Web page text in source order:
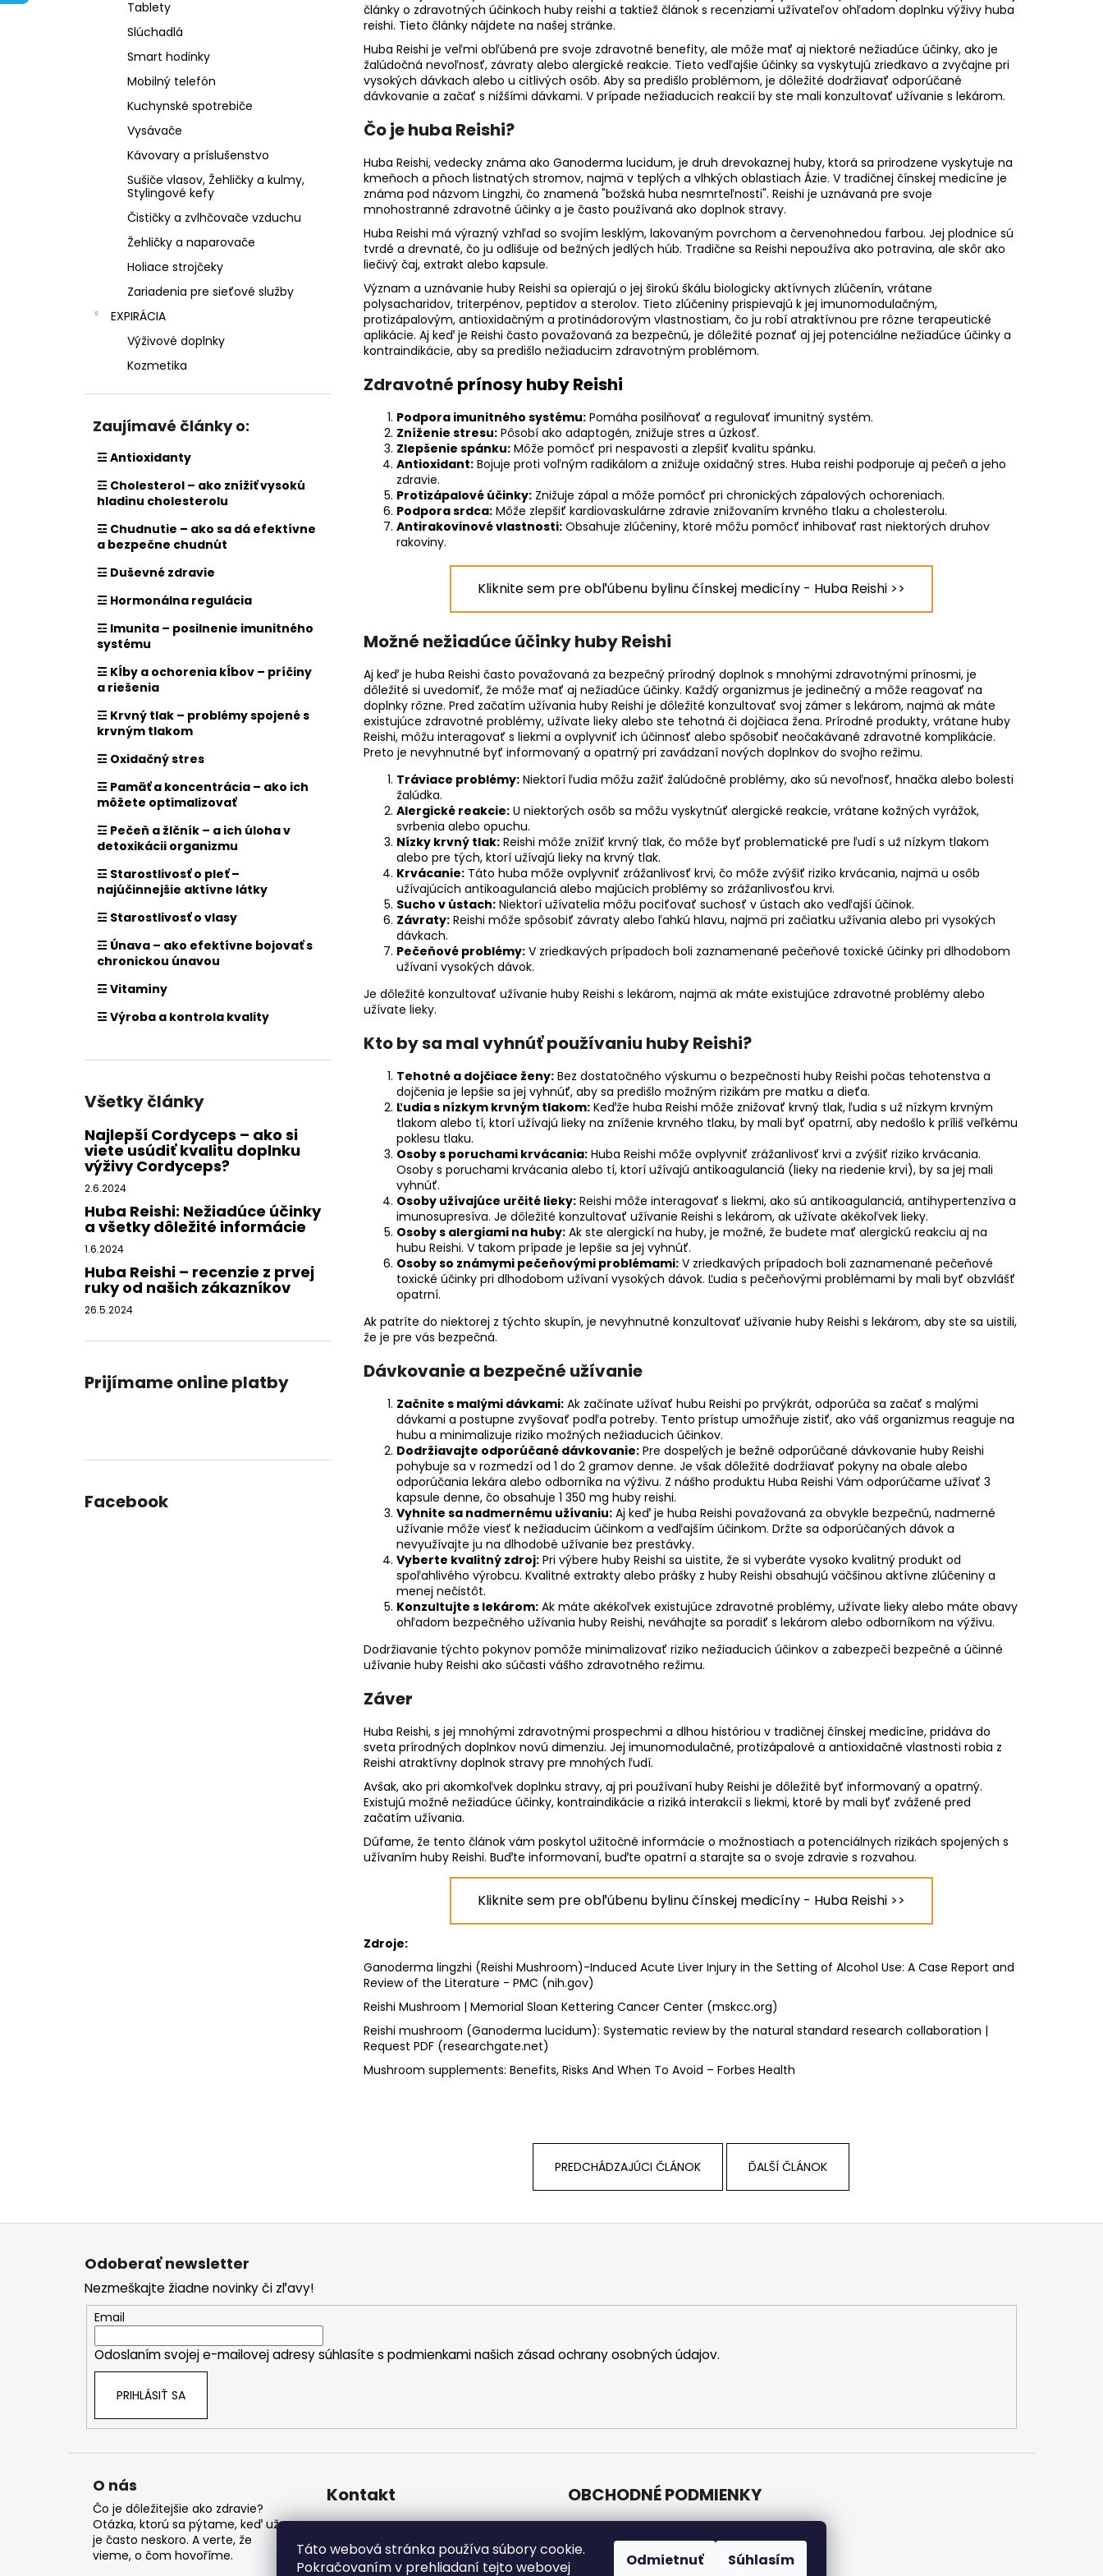
Táto webová stránka používa súbory cookie.
Pokračovaním v prehliadaní tejto webovej
Odmietnuť Súhlasím
Tablety
Slúchadlá
Smart hodinky
Mobilný telefón
Kuchynské spotrebiče
Vysávače
Kávovary a príslušenstvo
Sušiče vlasov, Žehličky a kulmy,
Stylingové kefy
Čističky a zvlhčovače vzduchu
Žehličky a naparovače
Holiace strojčeky
Zariadenia pre sieťové služby
EXPIRÁCIA
Výživové doplnky
Kozmetika
Zaujímavé články o:
☲ Antioxidanty
☲ Cholesterol – ako znížiť vysokú
hladinu cholesterolu
☲ Chudnutie – ako sa dá efektívne
a bezpečne chudnút
☲ Duševné zdravie
☲ Hormonálna regulácia
☲ Imunita – posilnenie imunitného
systému
☲ Kĺby a ochorenia kĺbov – príčiny
a riešenia
☲ Krvný tlak – problémy spojené s
krvným tlakom
☲ Oxidačný stres
☲ Pamäť a koncentrácia – ako ich
môžete optimalizovať
☲ Pečeň a žlčník – a ich úloha v
detoxikácii organizmu
☲ Starostlivosť o pleť –
najúčinnejšie aktívne látky
☲ Starostlivosť o vlasy
☲ Únava – ako efektívne bojovať s
chronickou únavou
☲ Vitamíny
☲ Výroba a kontrola kvality
Všetky články
Najlepší Cordyceps – ako si
viete usúdiť kvalitu doplnku
výživy Cordyceps?
2.6.2024
Huba Reishi: Nežiadúce účinky
a všetky dôležité informácie
1.6.2024
Huba Reishi – recenzie z prvej
ruky od našich zákazníkov
26.5.2024
Prijímame online platby
Facebook
články o zdravotných účinkoch huby reishi a taktiež článok s recenziami užívateľov ohľadom doplnku výživy huba
reishi. Tieto články nájdete na našej stránke.
Huba Reishi je veľmi obľúbená pre svoje zdravotné benefity, ale môže mať aj niektoré nežiadúce účinky, ako je
žalúdočná nevoľnosť, závraty alebo alergické reakcie. Tieto vedľajšie účinky sa vyskytujú zriedkavo a zvyčajne pri
vysokých dávkach alebo u citlivých osôb. Aby sa predišlo problémom, je dôležité dodržiavať odporúčané
dávkovanie a začať s nižšími dávkami. V prípade nežiaducich reakcií by ste mali konzultovať užívanie s lekárom.
Čo je huba Reishi?
Huba Reishi, vedecky známa ako Ganoderma lucidum, je druh drevokaznej huby, ktorá sa prirodzene vyskytuje na
kmeňoch a pňoch listnatých stromov, najmä v teplých a vlhkých oblastiach Ázie. V tradičnej čínskej medicíne je
známa pod názvom Lingzhi, čo znamená "božská huba nesmrteľnosti". Reishi je uznávaná pre svoje
mnohostranné zdravotné účinky a je často používaná ako doplnok stravy.
Huba Reishi má výrazný vzhľad so svojím lesklým, lakovaným povrchom a červenohnedou farbou. Jej plodnice sú
tvrdé a drevnaté, čo ju odlišuje od bežných jedlých húb. Tradične sa Reishi nepoužíva ako potravina, ale skôr ako
liečivý čaj, extrakt alebo kapsule.
Význam a uznávanie huby Reishi sa opierajú o jej širokú škálu biologicky aktívnych zlúčenín, vrátane
polysacharidov, triterpénov, peptidov a sterolov. Tieto zlúčeniny prispievajú k jej imunomodulačným,
protizápalovým, antioxidačným a protinádorovým vlastnostiam, čo ju robí atraktívnou pre rôzne terapeutické
aplikácie. Aj keď je Reishi často považovaná za bezpečnú, je dôležité poznať aj jej potenciálne nežiadúce účinky a
kontraindikácie, aby sa predišlo nežiaducim zdravotným problémom.
Zdravotné prínosy huby Reishi
Podpora imunitného systému: Pomáha posilňovať a regulovať imunitný systém.
Zníženie stresu: Pôsobí ako adaptogén, znižuje stres a úzkosť.
Zlepšenie spánku: Môže pomôcť pri nespavosti a zlepšiť kvalitu spánku.
Antioxidant: Bojuje proti voľným radikálom a znižuje oxidačný stres. Huba reishi podporuje aj pečeň a jeho
zdravie.
Protizápalové účinky: Znižuje zápal a môže pomôcť pri chronických zápalových ochoreniach.
Podpora srdca: Môže zlepšiť kardiovaskulárne zdravie znižovaním krvného tlaku a cholesterolu.
Antirakovinové vlastnosti: Obsahuje zlúčeniny, ktoré môžu pomôcť inhibovať rast niektorých druhov
rakoviny.
Kliknite sem pre obľúbenu bylinu čínskej medicíny - Huba Reishi >>
Možné nežiadúce účinky huby Reishi
Aj keď je huba Reishi často považovaná za bezpečný prírodný doplnok s mnohými zdravotnými prínosmi, je
dôležité si uvedomiť, že môže mať aj nežiadúce účinky. Každý organizmus je jedinečný a môže reagovať na
doplnky rôzne. Pred začatím užívania huby Reishi je dôležité konzultovať svoj zámer s lekárom, najmä ak máte
existujúce zdravotné problémy, užívate lieky alebo ste tehotná či dojčiaca žena. Prírodné produkty, vrátane huby
Reishi, môžu interagovať s liekmi a ovplyvniť ich účinnosť alebo spôsobiť neočakávané zdravotné komplikácie.
Preto je nevyhnutné byť informovaný a opatrný pri zavádzaní nových doplnkov do svojho režimu.
Tráviace problémy: Niektorí ľudia môžu zažiť žalúdočné problémy, ako sú nevoľnosť, hnačka alebo bolesti
žalúdka.
Alergické reakcie: U niektorých osôb sa môžu vyskytnúť alergické reakcie, vrátane kožných vyrážok,
svrbenia alebo opuchu.
Nízky krvný tlak: Reishi môže znížiť krvný tlak, čo môže byť problematické pre ľudí s už nízkym tlakom
alebo pre tých, ktorí užívajú lieky na krvný tlak.
Krvácanie: Táto huba môže ovplyvniť zrážanlivosť krvi, čo môže zvýšiť riziko krvácania, najmä u osôb
užívajúcich antikoagulanciá alebo majúcich problémy so zrážanlivosťou krvi.
Sucho v ústach: Niektorí užívatelia môžu pociťovať suchosť v ústach ako vedľajší účinok.
Závraty: Reishi môže spôsobiť závraty alebo ľahkú hlavu, najmä pri začiatku užívania alebo pri vysokých
dávkach.
Pečeňové problémy: V zriedkavých prípadoch boli zaznamenané pečeňové toxické účinky pri dlhodobom
užívaní vysokých dávok.
Je dôležité konzultovať užívanie huby Reishi s lekárom, najmä ak máte existujúce zdravotné problémy alebo
užívate lieky.
Kto by sa mal vyhnúť používaniu huby Reishi?
Tehotné a dojčiace ženy: Bez dostatočného výskumu o bezpečnosti huby Reishi počas tehotenstva a
dojčenia je lepšie sa jej vyhnúť, aby sa predišlo možným rizikám pre matku a dieťa.
Ľudia s nízkym krvným tlakom: Keďže huba Reishi môže znižovať krvný tlak, ľudia s už nízkym krvným
tlakom alebo tí, ktorí užívajú lieky na zníženie krvného tlaku, by mali byť opatrní, aby nedošlo k príliš veľkému
poklesu tlaku.
Osoby s poruchami krvácania: Huba Reishi môže ovplyvniť zrážanlivosť krvi a zvýšiť riziko krvácania.
Osoby s poruchami krvácania alebo tí, ktorí užívajú antikoagulanciá (lieky na riedenie krvi), by sa jej mali
vyhnúť.
Osoby užívajúce určité lieky: Reishi môže interagovať s liekmi, ako sú antikoagulanciá, antihypertenzíva a
imunosupresíva. Je dôležité konzultovať užívanie Reishi s lekárom, ak užívate akékoľvek lieky.
Osoby s alergiami na huby: Ak ste alergickí na huby, je možné, že budete mať alergickú reakciu aj na
hubu Reishi. V takom prípade je lepšie sa jej vyhnúť.
Osoby so známymi pečeňovými problémami: V zriedkavých prípadoch boli zaznamenané pečeňové
toxické účinky pri dlhodobom užívaní vysokých dávok. Ľudia s pečeňovými problémami by mali byť obzvlášť
opatrní.
Ak patríte do niektorej z týchto skupín, je nevyhnutné konzultovať užívanie huby Reishi s lekárom, aby ste sa uistili,
že je pre vás bezpečná.
Dávkovanie a bezpečné užívanie
Začnite s malými dávkami: Ak začínate užívať hubu Reishi po prvýkrát, odporúča sa začať s malými
dávkami a postupne zvyšovať podľa potreby. Tento prístup umožňuje zistiť, ako váš organizmus reaguje na
hubu a minimalizuje riziko možných nežiaducich účinkov.
Dodržiavajte odporúčané dávkovanie: Pre dospelých je bežné odporúčané dávkovanie huby Reishi
pohybuje sa v rozmedzí od 1 do 2 gramov denne. Je však dôležité dodržiavať pokyny na obale alebo
odporúčania lekára alebo odborníka na výživu. Z nášho produktu Huba Reishi Vám odporúčame užívať 3
kapsule denne, čo obsahuje 1 350 mg huby reishi.
Vyhnite sa nadmernému užívaniu: Aj keď je huba Reishi považovaná za obvykle bezpečnú, nadmerné
užívanie môže viesť k nežiaducim účinkom a vedľajším účinkom. Držte sa odporúčaných dávok a
nevyužívajte ju na dlhodobé užívanie bez prestávky.
Vyberte kvalitný zdroj: Pri výbere huby Reishi sa uistite, že si vyberáte vysoko kvalitný produkt od
spoľahlivého výrobcu. Kvalitné extrakty alebo prášky z huby Reishi obsahujú väčšinou aktívne zlúčeniny a
menej nečistôt.
Konzultujte s lekárom: Ak máte akékoľvek existujúce zdravotné problémy, užívate lieky alebo máte obavy
ohľadom bezpečného užívania huby Reishi, neváhajte sa poradiť s lekárom alebo odborníkom na výživu.
Dodržiavanie týchto pokynov pomôže minimalizovať riziko nežiaducich účinkov a zabezpečí bezpečné a účinné
užívanie huby Reishi ako súčasti vášho zdravotného režimu.
Záver
Huba Reishi, s jej mnohými zdravotnými prospechmi a dlhou históriou v tradičnej čínskej medicíne, pridáva do
sveta prírodných doplnkov novú dimenziu. Jej imunomodulačné, protizápalové a antioxidačné vlastnosti robia z
Reishi atraktívny doplnok stravy pre mnohých ľudí.
Avšak, ako pri akomkoľvek doplnku stravy, aj pri používaní huby Reishi je dôležité byť informovaný a opatrný.
Existujú možné nežiadúce účinky, kontraindikácie a riziká interakcií s liekmi, ktoré by mali byť zvážené pred
začatím užívania.
Dúfame, že tento článok vám poskytol užitočné informácie o možnostiach a potenciálnych rizikách spojených s
užívaním huby Reishi. Buďte informovaní, buďte opatrní a starajte sa o svoje zdravie s rozvahou.
Kliknite sem pre obľúbenu bylinu čínskej medicíny - Huba Reishi >>
Zdroje:
Ganoderma lingzhi (Reishi Mushroom)-Induced Acute Liver Injury in the Setting of Alcohol Use: A Case Report and
Review of the Literature - PMC (nih.gov)
Reishi Mushroom | Memorial Sloan Kettering Cancer Center (mskcc.org)
Reishi mushroom (Ganoderma lucidum): Systematic review by the natural standard research collaboration |
Request PDF (researchgate.net)
Mushroom supplements: Benefits, Risks And When To Avoid – Forbes Health
PREDCHÁDZAJÚCI ČLÁNOK ĎALŠÍ ČLÁNOK
NZ DERMOCOSMETICS KRÉM PROTI
PIGMENTOVÝM ŠKVRNÁM –
DERMOKOZMETICKÝ KRÉM NA
BIODERMA PHOTODERM BRUME
INVISIBLE OPAĽOVACÍ KRÉM S
MINERÁLNYMI UV FILTRAMISPF50+ (150
ML)
€7,50
Pôvodne:€14,99
KYSELINA HYALURÓNOVÁ 7% SÉRUM
Odoberať newsletter
Nezmeškajte žiadne novinky či zľavy!
Email
Odoslaním svojej e-mailovej adresy súhlasíte s podmienkami našich zásad ochrany osobných údajov.
PRIHLÁSIŤ SA
O nás
Čo je dôležitejšie ako zdravie?
Otázka, ktorú sa pýtame, keď už
je často neskoro. A verte, že
vieme, o čom hovoříme.
Kontakt
+421 949 449 169 (8.00–15.00)
nakupujzdravo.sk
OBCHODNÉ PODMIENKY
Obchodné podmienky
Poštovné a spôsob platby